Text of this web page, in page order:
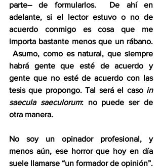
parte– de formularlos.  De ahí en
adelante, si el lector estuvo o no de
acuerdo conmigo es cosa que me
importa bastante menos que un rábano.
Asumo, como es natural, que siempre
habrá gente que esté de acuerdo y
gente que no esté de acuerdo con las
tesis que propongo. Tal será el caso in
saecula saeculorum: no puede ser de
otra manera.
No soy un opinador profesional, y
menos aún, ese horror que hoy en día
suele llamarse “un formador de opinión”.